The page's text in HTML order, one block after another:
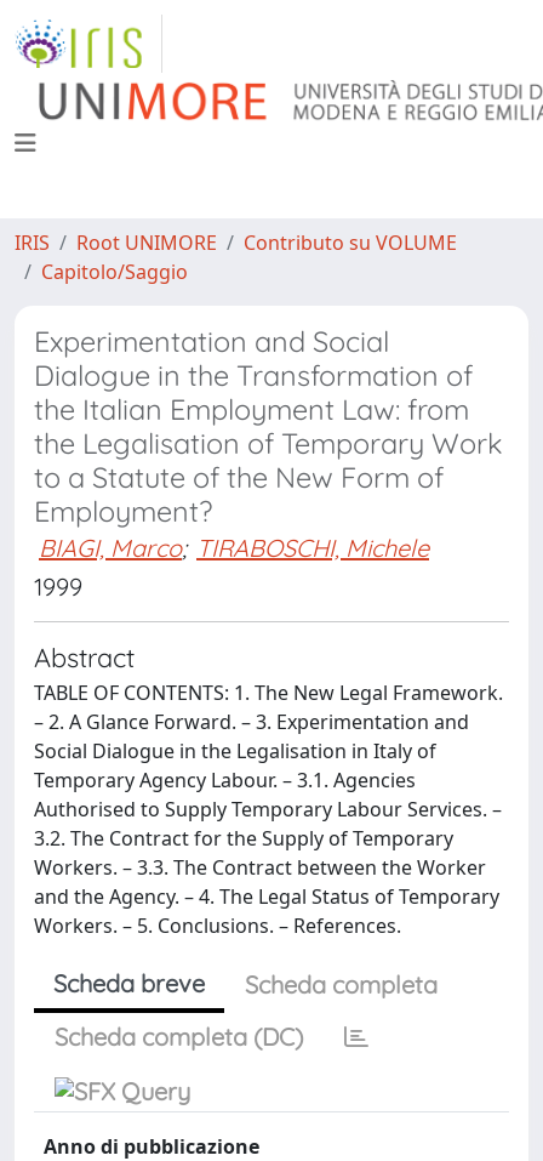
IRIS Root UNIMORE
Contributo su VOLUME
Capitolo/Saggio
Experimentation and Social
Dialogue in the Transformation of
the Italian Employment Law: from
the Legalisation of Temporary Work
to a Statute of the New Form of
Employment?
BIAGI, Marco; TIRABOSCHI, Michele
1999
Abstract
TABLE OF CONTENTS: 1. The New Legal Framework.
– 2. A Glance Forward. – 3. Experimentation and
Social Dialogue in the Legalisation in Italy of
Temporary Agency Labour. – 3.1. Agencies
Authorised to Supply Temporary Labour Services. –
3.2. The Contract for the Supply of Temporary
Workers. – 3.3. The Contract between the Worker
and the Agency. – 4. The Legal Status of Temporary
Workers. – 5. Conclusions. – References.
Scheda breve
Scheda completa
Scheda completa (DC)
Anno di pubblicazione